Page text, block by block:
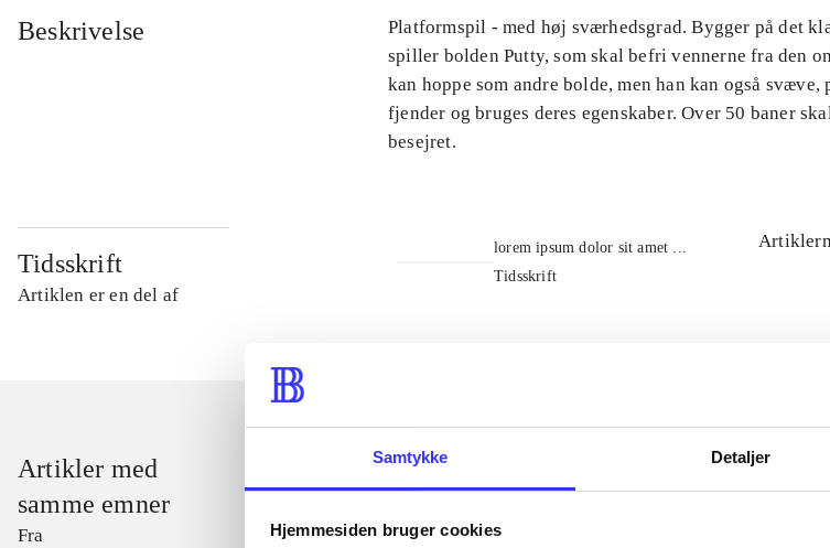
Samtykke Detaljer
Hjemmesiden bruger cookies
Beskrivelse
Platformspil - med høj sværhedsgrad. Bygger på det
spiller bolden Putty, som skal befri vennerne fra den
kan hoppe som andre bolde, men han kan også svæve,
fjender og bruges deres egenskaber. Over 50 baner
besejret.
Tidsskrift
Artiklen er en del af
lorem ipsum dolor sit amet ...
Tidsskrift
Artikler med
samme emner
Fra